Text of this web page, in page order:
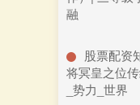
融
股票配资
将冥皇之位
_势力_世界